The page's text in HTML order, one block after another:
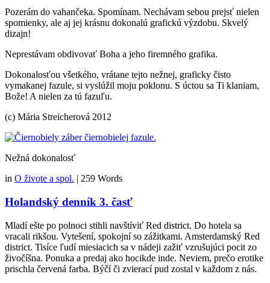
Pozerám do vahančeka. Spomínam. Nechávam sebou prejsť nielen
spomienky, ale aj jej krásnu dokonalú grafickú výzdobu. Skvelý
dizajn!
Neprestávam obdivovať Boha a jeho firemného grafika.
Dokonalosťou všetkého, vrátane tejto nežnej, graficky čisto
vymakanej fazule, si vyslúžil moju poklonu. S úctou sa Ti klaniam,
Bože! A nielen za tú fazuľu.
(c) Mária Streicherová 2012
Nežná dokonalosť
in O živote a spol. | 259 Words
Holandský denník 3. časť
Mladí ešte po polnoci stihli navštíviť Red district. Do hotela sa
vracali rikšou. Vytešení, spokojní so zážitkami. Amsterdamský Red
district. Tisíce ľudí miesiacich sa v nádeji zažiť vzrušujúci pocit zo
živočíšna. Ponuka a predaj ako hocikde inde. Neviem, prečo erotike
prischla červená farba. Býčí či zvierací pud zostal v každom z nás.